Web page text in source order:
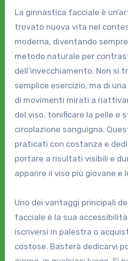
La ginnastica facciale è
trovato nuova vita nel
moderna, diventando
metodo naturale per
dell’invecchiamento. Non si
semplice esercizio, ma di
di movimenti mirati a
del viso, tonificare la pelle e
circolazione sanguigna.
praticati con costanza e
portare a risultati visibili e
apparire il viso più giovane e
Uno dei vantaggi principali
facciale è la sua
iscriversi in palestra o
costose. Basterà dedicarvi